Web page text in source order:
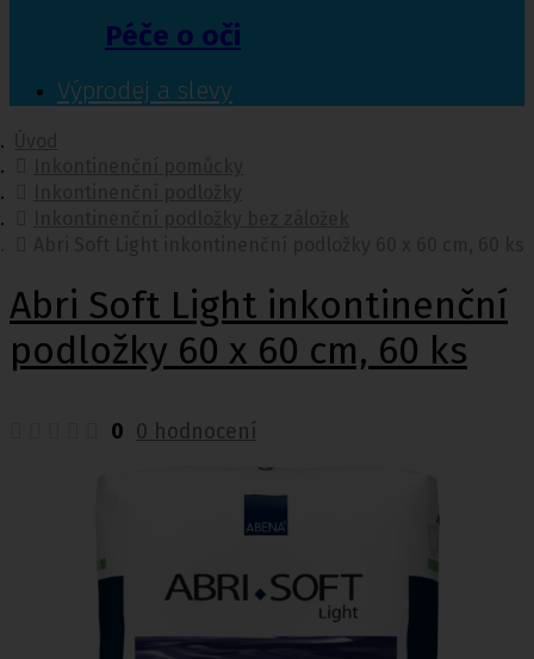
Péče o oči
Výprodej a slevy
Abri Soft Light inkontinenční
podložky 60 x 60 cm, 60 ks
0 0 hodnocení